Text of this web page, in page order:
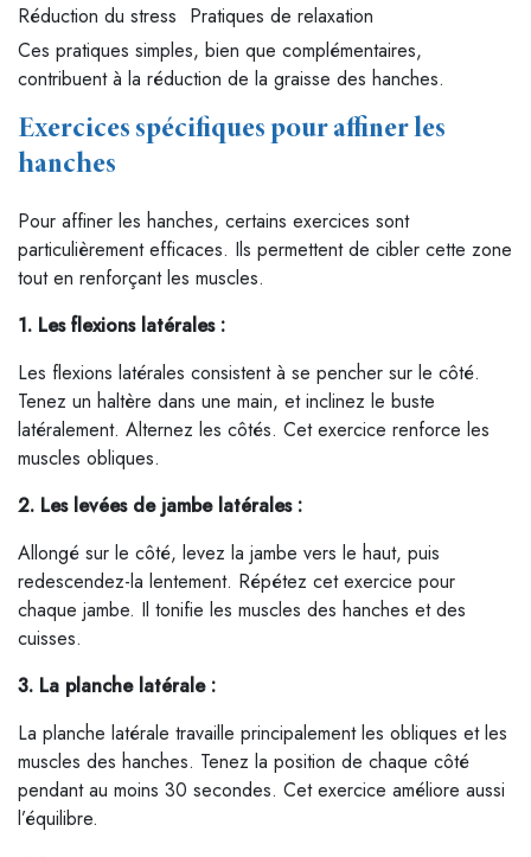
Réduction du stress Pratiques de relaxation
Ces pratiques simples, bien que complémentaires,
contribuent à la réduction de la graisse des hanches.
Exercices spécifiques pour affiner les
hanches
Pour affiner les hanches, certains exercices sont
particulièrement efficaces. Ils permettent de cibler cette zone
tout en renforçant les muscles.
1. Les flexions latérales :
Les flexions latérales consistent à se pencher sur le côté.
Tenez un haltère dans une main, et inclinez le buste
latéralement. Alternez les côtés. Cet exercice renforce les
muscles obliques.
2. Les levées de jambe latérales :
Allongé sur le côté, levez la jambe vers le haut, puis
redescendez-la lentement. Répétez cet exercice pour
chaque jambe. Il tonifie les muscles des hanches et des
cuisses.
3. La planche latérale :
La planche latérale travaille principalement les obliques et les
muscles des hanches. Tenez la position de chaque côté
pendant au moins 30 secondes. Cet exercice améliore aussi
l’équilibre.